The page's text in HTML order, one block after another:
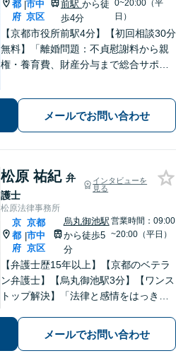
都
府
|市中
京区
前駅 から徒
歩4分
0~20:00（平
日）
【京都市役所前駅4分】【初回相談30分
無料】「離婚問題：不貞慰謝料から親
権・養育費、財産分与まで総合サポー
えて諦める前に、まずはあなたのご希
望をお聞かせください【休日・夜間相
メールでお問い合わせ
松原 祐紀 弁
護士
インタビューを
見る
松原法律事務所
京
都
府
|
京都
市中
京区
烏丸御池駅
から徒歩5
分
営業時間：09:00
~20:00（平日）
【弁護士歴15年以上】【京都のベテラ
ン弁護士】【烏丸御池駅3分】【ワンス
トップ解決】「法律と感情をはっきり
問題、新型コロナが原因の借金、不動
産問題なども幅広く対応【女性弁護士
メールでお問い合わせ